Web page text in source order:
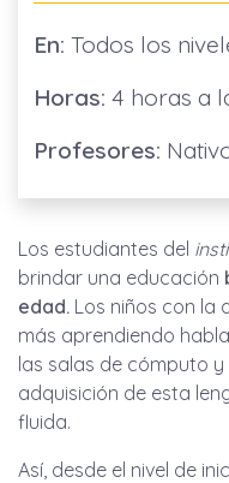
En: Todos los
Horas: 4 horas a
Profesores:
Los estudiantes del
brindar una educación
edad. Los niños con la
más aprendiendo
las salas de cómputo
adquisición de esta
fluida.
Así, desde el nivel de